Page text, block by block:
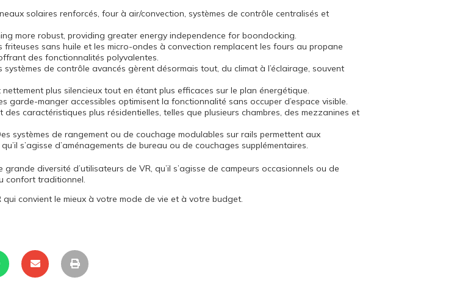
solaires renforcés, four à air/convection, systèmes de contrôle centralisés et
more robust, providing greater energy independence for boondocking.
friteuses sans huile et les micro-ondes à convection remplacent les fours au propane
des fonctionnalités polyvalentes.
systèmes de contrôle avancés gèrent désormais tout, du climat à l’éclairage, souvent
plus silencieux tout en étant plus efficaces sur le plan énergétique.
garde-manger accessibles optimisent la fonctionnalité sans occuper d’espace visible.
des caractéristiques plus résidentielles, telles que plusieurs chambres, des mezzanines et
systèmes de rangement ou de couchage modulables sur rails permettent aux
s’agisse d’aménagements de bureau ou de couchages supplémentaires.
diversité d’utilisateurs de VR, qu’il s’agisse de campeurs occasionnels ou de
confort traditionnel.
convient le mieux à votre mode de vie et à votre budget.